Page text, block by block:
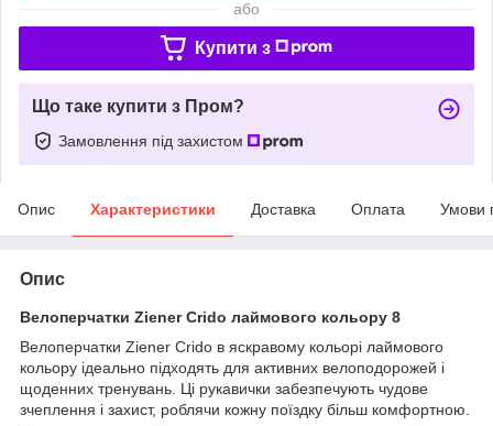
або
Купити з
Що таке купити з Пром?
Замовлення під захистом
Опис Характеристики Доставка Оплата Умови
Опис
Велоперчатки Ziener Crido лаймового кольору 8
Велоперчатки Ziener Crido в яскравому кольорі лаймового
кольору ідеально підходять для активних велоподорожей і
щоденних тренувань. Ці рукавички забезпечують чудове
зчеплення і захист, роблячи кожну поїздку більш комфортною.